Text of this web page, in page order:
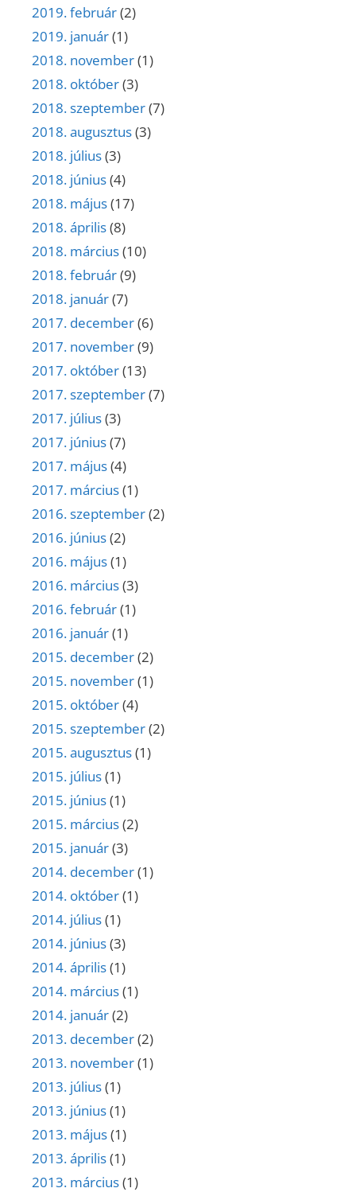
2019. február(2)
2019. január(1)
2018. november(1)
2018. október(3)
2018. szeptember(7)
2018. augusztus(3)
2018. július(3)
2018. június(4)
2018. május(17)
2018. április(8)
2018. március(10)
2018. február(9)
2018. január(7)
2017. december(6)
2017. november(9)
2017. október(13)
2017. szeptember(7)
2017. július(3)
2017. június(7)
2017. május(4)
2017. március(1)
2016. szeptember(2)
2016. június(2)
2016. május(1)
2016. március(3)
2016. február(1)
2016. január(1)
2015. december(2)
2015. november(1)
2015. október(4)
2015. szeptember(2)
2015. augusztus(1)
2015. július(1)
2015. június(1)
2015. március(2)
2015. január(3)
2014. december(1)
2014. október(1)
2014. július(1)
2014. június(3)
2014. április(1)
2014. március(1)
2014. január(2)
2013. december(2)
2013. november(1)
2013. július(1)
2013. június(1)
2013. május(1)
2013. április(1)
2013. március(1)